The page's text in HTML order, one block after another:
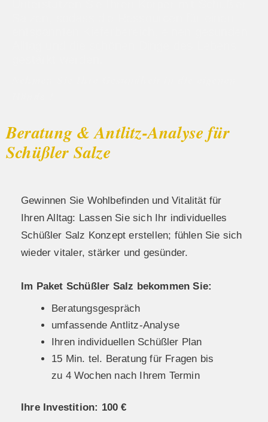
Beratung & Antlitz-Analyse für
Schüßler Salze
Gewinnen Sie Wohlbefinden und Vitalität für
Ihren Alltag: Lassen Sie sich Ihr individuelles
Schüßler Salz Konzept erstellen; fühlen Sie sich
wieder vitaler, stärker und gesünder.
Im Paket Schüßler Salz bekommen Sie:
Beratungsgespräch
umfassende Antlitz-Analyse
Ihren individuellen Schüßler Plan
15 Min. tel. Beratung für Fragen bis
zu 4 Wochen nach Ihrem Termin
Ihre Investition: 100 €